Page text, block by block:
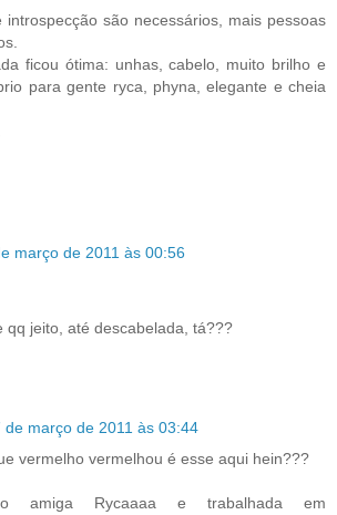
introspecção são necessários, mais pessoas
ficou ótima: unhas, cabelo, muito brilho e
para gente ryca, phyna, elegante e cheia
março de 2011 às 00:56
qq jeito, até descabelada, tá???
de março de 2011 às 03:44
vermelho vermelhou é esse aqui hein???
amiga Rycaaaa e trabalhada em